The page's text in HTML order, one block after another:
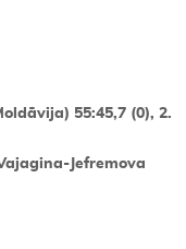
55:45,7 (0), 2.
Jefremova